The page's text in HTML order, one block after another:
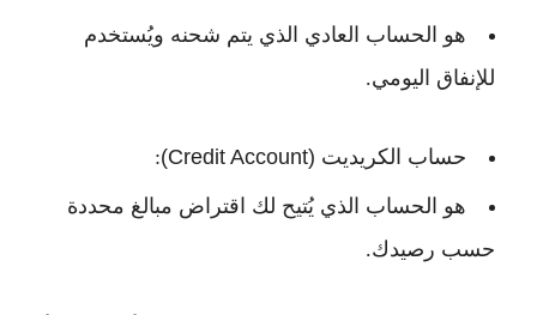
هو الحساب العادي الذي يتم شحنه ويُستخدم
للإنفاق اليومي.
حساب الكريديت (Credit Account) :
هو الحساب الذي يُتيح لك اقتراض مبالغ محددة
حسب رصيدك.